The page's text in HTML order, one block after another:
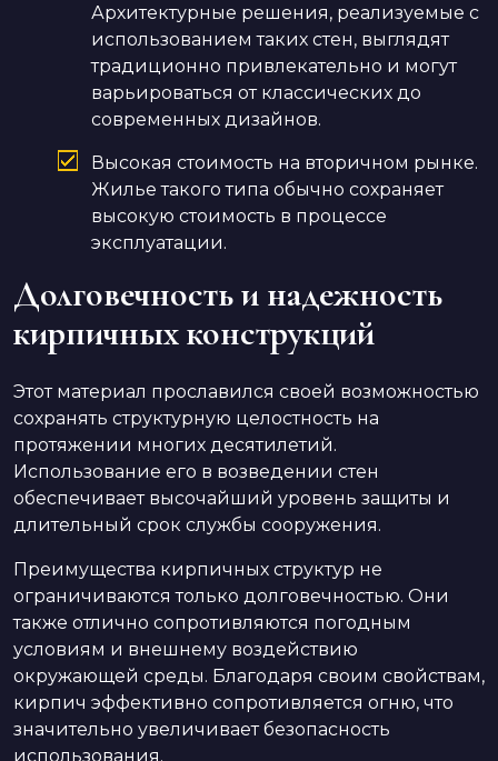
Архитектурные решения, реализуемые с
использованием таких стен, выглядят
традиционно привлекательно и могут
варьироваться от классических до
современных дизайнов.
Высокая стоимость на вторичном рынке.
Жилье такого типа обычно сохраняет
высокую стоимость в процессе
эксплуатации.
Долговечность и надежность
кирпичных конструкций
Этот материал прославился своей возможностью
сохранять структурную целостность на
протяжении многих десятилетий.
Использование его в возведении стен
обеспечивает высочайший уровень защиты и
длительный срок службы сооружения.
Преимущества кирпичных структур не
ограничиваются только долговечностью. Они
также отлично сопротивляются погодным
условиям и внешнему воздействию
окружающей среды. Благодаря своим свойствам,
кирпич эффективно сопротивляется огню, что
значительно увеличивает безопасность
использования.